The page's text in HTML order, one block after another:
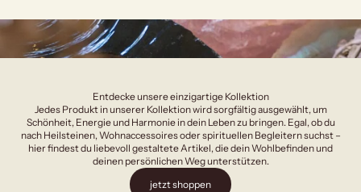
Entdecke unsere einzigartige Kollektion
Jedes Produkt in unserer Kollektion wird sorgfältig ausgewählt, um
Schönheit, Energie und Harmonie in dein Leben zu bringen. Egal, ob du
nach Heilsteinen, Wohnaccessoires oder spirituellen Begleitern suchst –
hier findest du liebevoll gestaltete Artikel, die dein Wohlbefinden und
deinen persönlichen Weg unterstützen.
jetzt shoppen